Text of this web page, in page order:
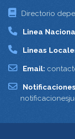
Directorio
Linea
Lineas
Email: